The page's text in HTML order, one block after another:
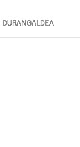
DURANGALDEA